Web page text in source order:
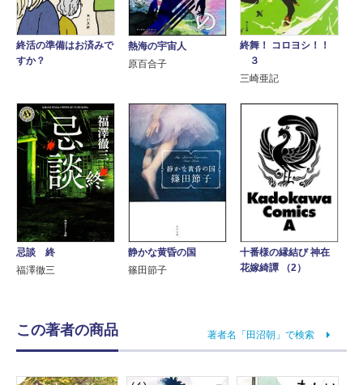
終活の準備はお済みで
すか？
熱海の宇宙人
原百合子
終舞！ コロヨシ！！
３
三崎亜記
忌談 終
福澤徹三
静かな黄昏の国
篠田節子
十番様の縁結び 神在
花嫁綺譚 （2）
この著者の商品 著者名「田沼朝」で検索